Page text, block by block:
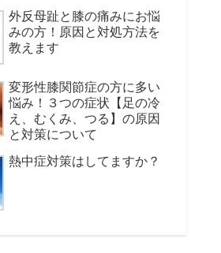
外反母趾と膝の痛みにお悩
みの方！原因と対処方法を
教えます
変形性膝関節症の方に多い
悩み！３つの症状【足の冷
え、むくみ、つる】の原因
と対策について
熱中症対策はしてますか？